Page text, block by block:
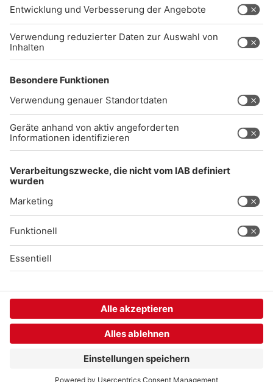
Impressum
Audiothek
Unexpected Application Error!
crypto.randomUUID is not a function
TypeError: crypto.randomUUID is not a function
at https://chat-embed.branchly.io/assets/
at https://chat-embed.branchly.io/assets/
at dL (https://chat-embed.branchly.io/assets/
at https://chat-embed.branchly.io/assets/
at https://chat-embed.branchly.io/assets/
at https://chat-embed.branchly.io/assets/
at https://chat-embed.branchly.io/assets/
at SL (https://chat-embed.branchly.io/assets/
at kp (https://chat-embed.branchly.io/assets/